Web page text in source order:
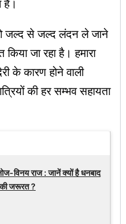
है।
जल्द से जल्द लंदन ले जाने
जा रहा है। हमारा
के कारण होने वाली
की हर सम्भव सहायता
विनय राज : जानें क्यों है धनबाद
जरूरत ?